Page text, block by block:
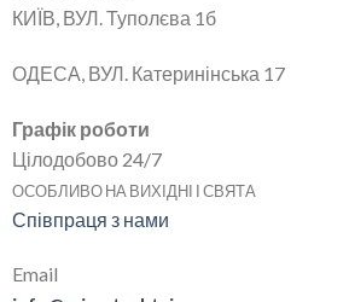
КИЇВ, ВУЛ. Туполєва 1б
ОДЕСА, ВУЛ. Катеринінська 17
Графік роботи
Цілодобово 24/7
ОСОБЛИВО НА ВИХІДНІ І СВЯТА
Співпраця з нами
Email